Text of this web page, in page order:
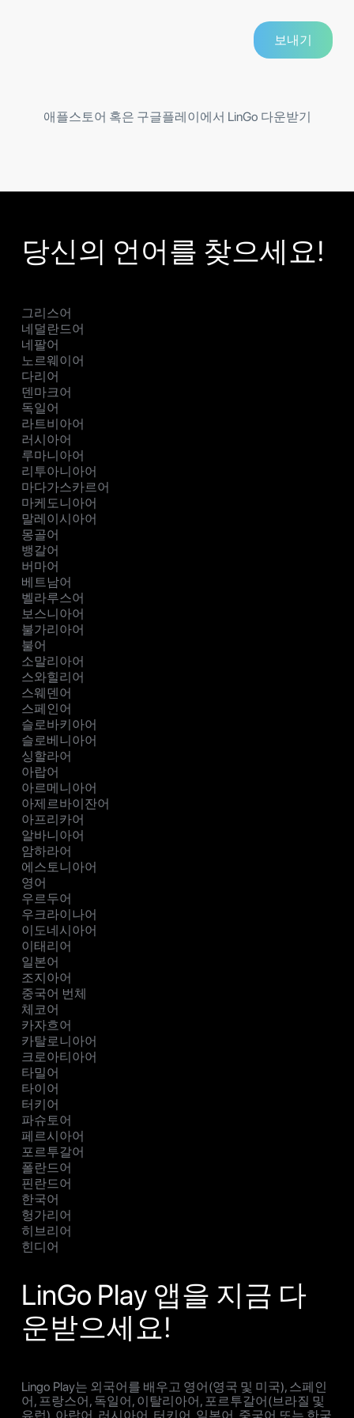
애플스토어 혹은 구글플레이에서 LinGo 다운받기
당신의 언어를 찾으세요!
그리스어
네덜란드어
네팔어
노르웨이어
다리어
덴마크어
독일어
라트비아어
러시아어
루마니아어
리투아니아어
마다가스카르어
마케도니아어
말레이시아어
몽골어
뱅갈어
버마어
베트남어
벨라루스어
보스니아어
불가리아어
불어
소말리아어
스와힐리어
스웨덴어
스페인어
슬로바키아어
슬로베니아어
싱할라어
아랍어
아르메니아어
아제르바이잔어
아프리카어
알바니아어
암하라어
에스토니아어
영어
우르두어
우크라이나어
이도네시아어
이태리어
일본어
조지아어
중국어 번체
체코어
카자흐어
카탈로니아어
크로아티아어
타밀어
타이어
터키어
파슈토어
페르시아어
포르투갈어
폴란드어
핀란드어
한국어
헝가리어
히브리어
힌디어
LinGo Play 앱을 지금 다
운받으세요!
Lingo Play는 외국어를 배우고 영어(영국 및 미국), 스페인
어, 프랑스어, 독일어, 이탈리아어, 포르투갈어(브라질 및